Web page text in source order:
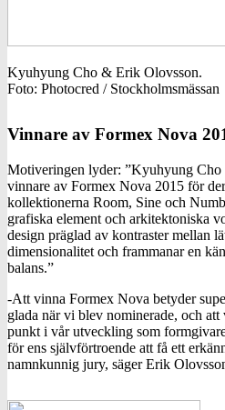
Kyuhyung Cho & Erik Olovsson.
Foto: Photocred / Stockholmsmässan
Vinnare av Formex Nova
Motiveringen lyder: ”Kyuhyung
vinnare av Formex Nova 2015 för
kollektionerna Room, Sine och
grafiska element och arkitektoniska
design präglad av kontraster mellan
dimensionalitet och frammanar en
balans.”
-Att vinna Formex Nova betyder
glada när vi blev nominerade, och
punkt i vår utveckling som
för ens självförtroende att få ett
namnkunnig jury, säger Erik